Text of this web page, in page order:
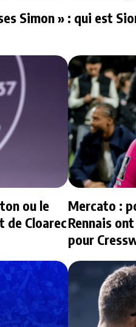
Simon » : qui est
ou le
de Cloarec
Mercato :
Rennais
pour